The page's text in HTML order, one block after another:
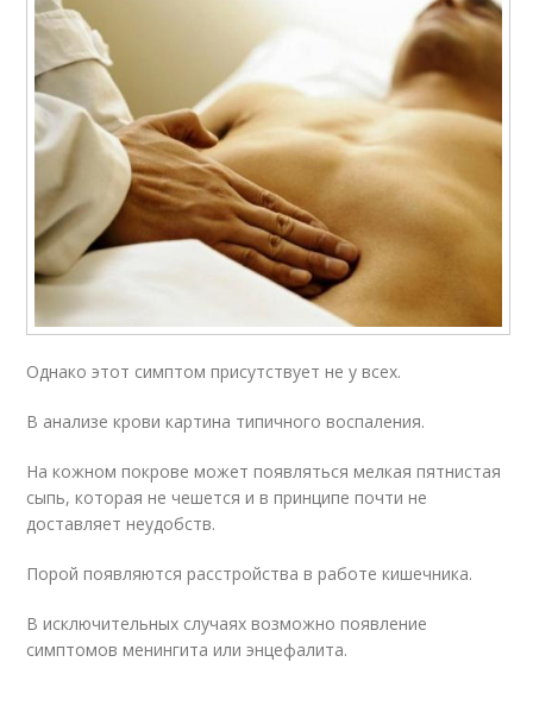
Однако этот симптом присутствует не у всех.
В анализе крови картина типичного воспаления.
На кожном покрове может появляться мелкая пятнистая
сыпь, которая не чешется и в принципе почти не
доставляет неудобств.
Порой появляются расстройства в работе кишечника.
В исключительных случаях возможно появление
симптомов менингита или энцефалита.